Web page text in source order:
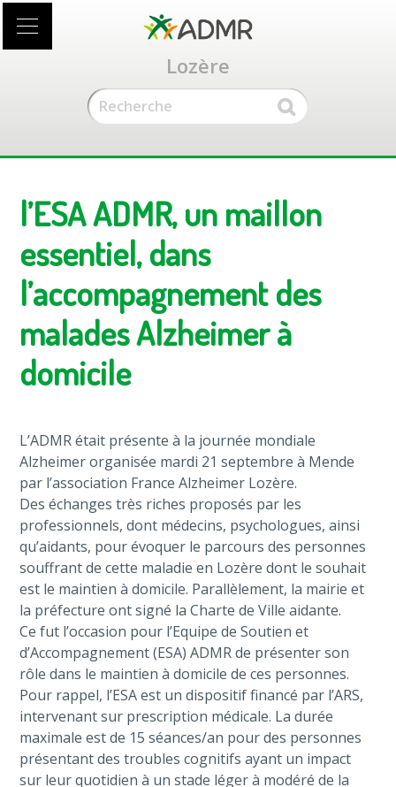
contenu
Lozère
l’ESA ADMR, un maillon
essentiel, dans
l’accompagnement des
malades Alzheimer à
domicile
L’ADMR était présente à la journée mondiale
Alzheimer organisée mardi 21 septembre à Mende
par l’association France Alzheimer Lozère.
Des échanges très riches proposés par les
professionnels, dont médecins, psychologues, ainsi
qu’aidants, pour évoquer le parcours des personnes
souffrant de cette maladie en Lozère dont le souhait
est le maintien à domicile. Parallèlement, la mairie et
la préfecture ont signé la Charte de Ville aidante.
Ce fut l’occasion pour l’Equipe de Soutien et
d’Accompagnement (ESA) ADMR de présenter son
rôle dans le maintien à domicile de ces personnes.
Pour rappel, l’ESA est un dispositif financé par l’ARS,
intervenant sur prescription médicale. La durée
maximale est de 15 séances/an pour des personnes
présentant des troubles cognitifs ayant un impact
sur leur quotidien à un stade léger à modéré de la